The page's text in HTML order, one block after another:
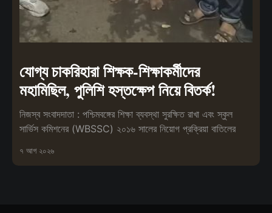
যোগ্য চাকরিহারা শিক্ষক-শিক্ষাকর্মীদের
মহামিছিল, পুলিশি হস্তক্ষেপ নিয়ে বিতর্ক!
নিজস্ব সংবাদদাতা : পশ্চিমবঙ্গের শিক্ষা ব্যবস্থা সুরক্ষিত রাখা এবং স্কুল
সার্ভিস কমিশনের (WBSSC) ২০১৬ সালের নিয়োগ প্রক্রিয়া বাতিলের
৭ আগ ২০২৬